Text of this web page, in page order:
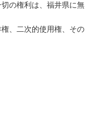
の権利は、福井県に無
、二次的使用権、その